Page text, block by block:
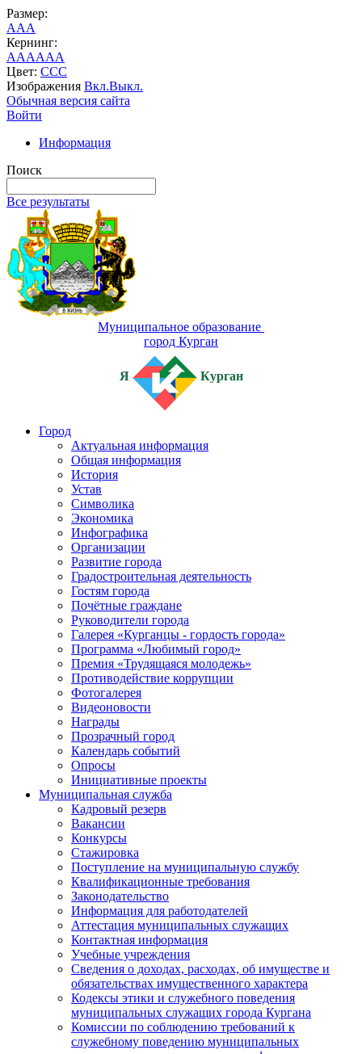
Размер:
AAA
Кернинг:
AAAAAA
Цвет: CCC
Изображения Вкл.Выкл.
Обычная версия сайта
Войти
Информация
Поиск
Все результаты
Муниципальное образование
город Курган
Я Курган
Город
Актуальная информация
Общая информация
История
Устав
Символика
Экономика
Инфографика
Организации
Развитие города
Градостроительная деятельность
Гостям города
Почётные граждане
Руководители города
Галерея «Курганцы - гордость города»
Программа «Любимый город»
Премия «Трудящаяся молодежь»
Противодействие коррупции
Фотогалерея
Видеоновости
Награды
Прозрачный город
Календарь событий
Опросы
Инициативные проекты
Муниципальная служба
Кадровый резерв
Вакансии
Конкурсы
Стажировка
Поступление на муниципальную службу
Квалификационные требования
Законодательство
Информация для работодателей
Аттестация муниципальных служащих
Контактная информация
Учебные учреждения
Сведения о доходах, расходах, об имуществе и
обязательствах имущественного характера
Кодексы этики и служебного поведения
муниципальных служащих города Кургана
Комиссии по соблюдению требований к
служебному поведению муниципальных